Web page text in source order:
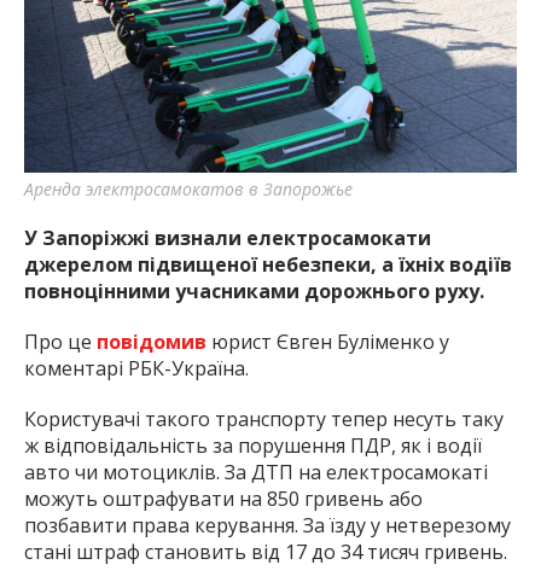
найважливішу інформацію про події
міста Запоріжжя та області.
Аренда электросамокатов в Запорожье
У Запоріжжі визнали електросамокати
джерелом підвищеної небезпеки, а їхніх водіїв
повноцінними учасниками дорожнього руху.
Про це повідомив юрист Євген Буліменко у
коментарі РБК-Україна.
Користувачі такого транспорту тепер несуть таку
ж відповідальність за порушення ПДР, як і водії
авто чи мотоциклів. За ДТП на електросамокаті
можуть оштрафувати на 850 гривень або
позбавити права керування. За їзду у нетверезому
стані штраф становить від 17 до 34 тисяч гривень.